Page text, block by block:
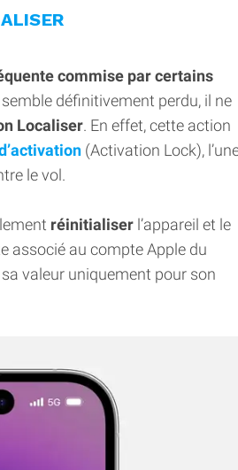
commise par certains
définitivement perdu, il ne
Localiser. En effet, cette action
(Activation Lock),
le vol.
réinitialiser l’appareil et le
associé au compte Apple du
valeur uniquement pour son